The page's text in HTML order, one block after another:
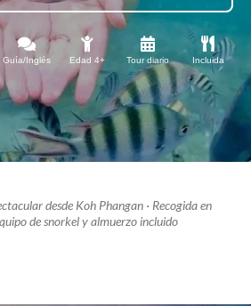
Guía/Inglés Edad 4+ Tour diario Incluida
desde Koh Phangan · Recogida en
de snorkel y almuerzo incluido